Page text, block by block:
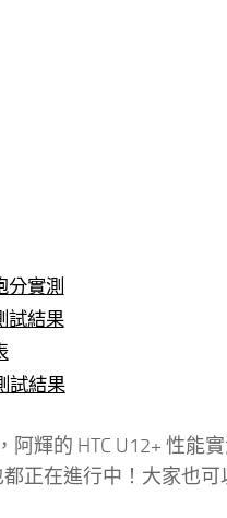
分實測
試結果
試結果
阿輝的 HTC U12+ 性能
正在進行中！大家也可